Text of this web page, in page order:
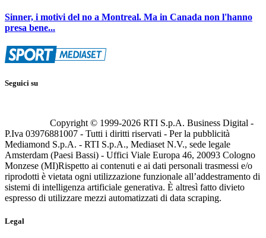
Sinner, i motivi del no a Montreal. Ma in Canada non l'hanno
presa bene...
Seguici su
Copyright © 1999-2026 RTI S.p.A. Business Digital -
P.Iva 03976881007 - Tutti i diritti riservati - Per la pubblicità
Mediamond S.p.A. - RTI S.p.A., Mediaset N.V., sede legale
Amsterdam (Paesi Bassi) - Uffici Viale Europa 46, 20093 Cologno
Monzese (MI)Rispetto ai contenuti e ai dati personali trasmessi e/o
riprodotti è vietata ogni utilizzazione funzionale all’addestramento di
sistemi di intelligenza artificiale generativa. È altresì fatto divieto
espresso di utilizzare mezzi automatizzati di data scraping.
Legal